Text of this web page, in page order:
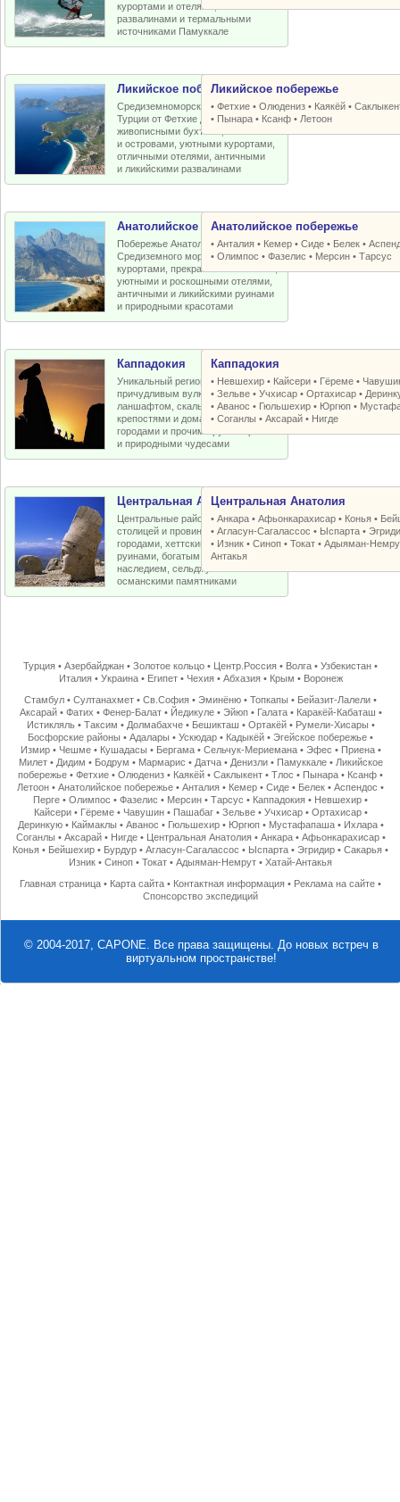
курортами и отелями, античными
развалинами и термальными
источниками Памуккале
Ликийское побережье
Средиземноморское побережье
Турции от Фетхие до Кемера с
живописными бухтами, пляжами
и островами, уютными курортами,
отличными отелями, античными
и ликийскими развалинами
Ликийское побережье
•Фетхие •Олюдениз • Каякёй •
• Пынара • Ксанф • Летоон
Анатолийское побережье
Побережье Анатолийской бухты
Средиземного моря с отличными
курортами, прекрасными пляжами,
уютными и роскошными отелями,
античными и ликийскими руинами
и природными красотами
Анатолийское побережье
•Анталия • Кемер •Сиде • Белек •
•Олимпос •Фазелис • Мерсин •Тарсус
Каппадокия
Уникальный регион Турции с
причудливым вулканическим
ланшафтом, скальными церквями,
крепостями и домами, пещерными
городами и прочими рукотворными
и природными чудесами
Каппадокия
• Невшехир • Кайсери • Гёреме •
•Зельве •Учхисар •Ортахисар •
•Аванос • Гюльшехир • Юргюп •
•Соганлы •Аксарай • Нигде
Центральная Анатолия
Центральные районы Турции со
столицей и провинциальными
городами, хеттскими и античными
руинами, богатым византийским
наследием, сельджукскими и
османскими памятниками
Центральная Анатолия
•Анкара •Афьонкарахисар • Конья •
•Агласун-Сагалассос • Ыспарта •
• Изник •Синоп •Токат •Адыяман-
Антакья
Турция •Азербайджан •Золотое кольцо • Центр.Россия • Волга •Узбекистан •
Италия• Украина• Египет• Чехия• Абхазия• Крым • Воронеж
Стамбул •Султанахмет •Св.София •Эминёню •Топкапы • Бейазит-Лалели •
Аксарай• Фатих • Фенер-Балат• Йедикуле• Эйюп• Галата• Каракёй-Кабаташ •
Истикляль• Таксим • Долмабахче• Бешикташ • Ортакёй• Румели-Хисары •
Босфорские районы •Адалары •Ускюдар • Кадыкёй •Эгейское побережье •
Измир• Чешме• Кушадасы • Бергама• Сельчук-Мериемана• Эфес • Приена•
Милет• Дидим • Бодрум • Мармарис • Датча• Денизли• Памуккале• Ликийское
побережье •Фетхие •Олюдениз • Каякёй •Саклыкент •Тлос • Пынара • Ксанф •
Летоон •Анатолийское побережье •Анталия • Кемер •Сиде • Белек •Аспендос •
Перге •Олимпос •Фазелис • Мерсин •Тарсус • Каппадокия • Невшехир •
Кайсери• Гёреме• Чавушин• Пашабаг• Зельве• Учхисар• Ортахисар•
Деринкую• Каймаклы • Аванос • Гюльшехир• Юргюп• Мустафапаша• Ихлара•
Соганлы • Аксарай• Нигде• Центральная Анатолия• Анкара• Афьонкарахисар•
Конья • Бейшехир • Бурдур •Агласун-Сагалассос • Ыспарта •Эгридир •Сакарья •
Изник •Синоп •Токат •Адыяман-Немрут •Хатай-Антакья
Главная страница • Карта сайта • Контактная информация • Реклама на сайте •
Спонсорство экспедиций
© 2004-2017, CAPONE. Все права защищены. До новых встреч в
виртуальном пространстве!